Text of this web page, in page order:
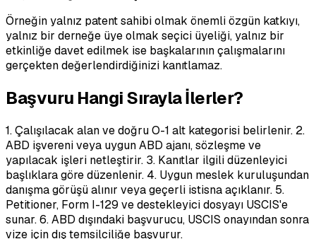
Örneğin yalnız patent sahibi olmak önemli özgün katkıyı,
yalnız bir derneğe üye olmak seçici üyeliği, yalnız bir
etkinliğe davet edilmek ise başkalarının çalışmalarını
gerçekten değerlendirdiğinizi kanıtlamaz.
Başvuru Hangi Sırayla İlerler?
1. Çalışılacak alan ve doğru O-1 alt kategorisi belirlenir. 2.
ABD işvereni veya uygun ABD ajanı, sözleşme ve
yapılacak işleri netleştirir. 3. Kanıtlar ilgili düzenleyici
başlıklara göre düzenlenir. 4. Uygun meslek kuruluşundan
danışma görüşü alınır veya geçerli istisna açıklanır. 5.
Petitioner, Form I-129 ve destekleyici dosyayı USCIS'e
sunar. 6. ABD dışındaki başvurucu, USCIS onayından sonra
vize için dış temsilciliğe başvurur.